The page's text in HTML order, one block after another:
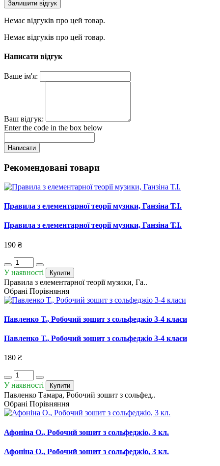
Залишити відгук
Немає відгуків про цей товар.
Немає відгуків про цей товар.
Написати відгук
Ваше ім'я:
Ваш відгук:
Enter the code in the box below
Написати
Рекомендовані товари
Правила з елементарної теорії музики, Ганзіна Т.І.
Правила з елементарної теорії музики, Ганзіна Т.І.
190 ₴
У наявності Купити
Правила з елементарної теорії музики, Га..
Обрані Порівняння
Павленко Т., Робочий зошит з сольфеджіо 3-4 класи
Павленко Т., Робочий зошит з сольфеджіо 3-4 класи
180 ₴
У наявності Купити
Павленко Тамара, Робочий зошит з сольфед..
Обрані Порівняння
Афоніна О., Робочий зошит з сольфеджіо, 3 кл.
Афоніна О., Робочий зошит з сольфеджіо, 3 кл.